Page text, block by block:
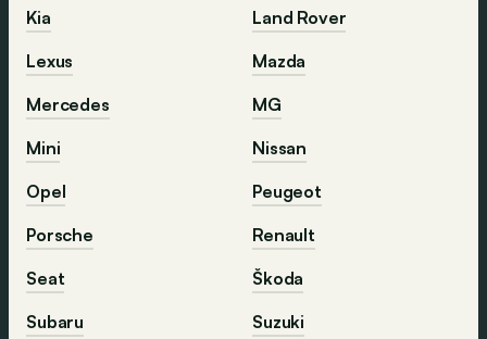
Kia
Land Rover
Lexus
Mazda
Mercedes
MG
Mini
Nissan
Opel
Peugeot
Porsche
Renault
Seat
Škoda
Subaru
Suzuki